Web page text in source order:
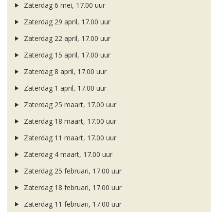
Zaterdag 6 mei, 17.00 uur
Zaterdag 29 april, 17.00 uur
Zaterdag 22 april, 17.00 uur
Zaterdag 15 april, 17.00 uur
Zaterdag 8 april, 17.00 uur
Zaterdag 1 april, 17.00 uur
Zaterdag 25 maart, 17.00 uur
Zaterdag 18 maart, 17.00 uur
Zaterdag 11 maart, 17.00 uur
Zaterdag 4 maart, 17.00 uur
Zaterdag 25 februari, 17.00 uur
Zaterdag 18 februari, 17.00 uur
Zaterdag 11 februari, 17.00 uur